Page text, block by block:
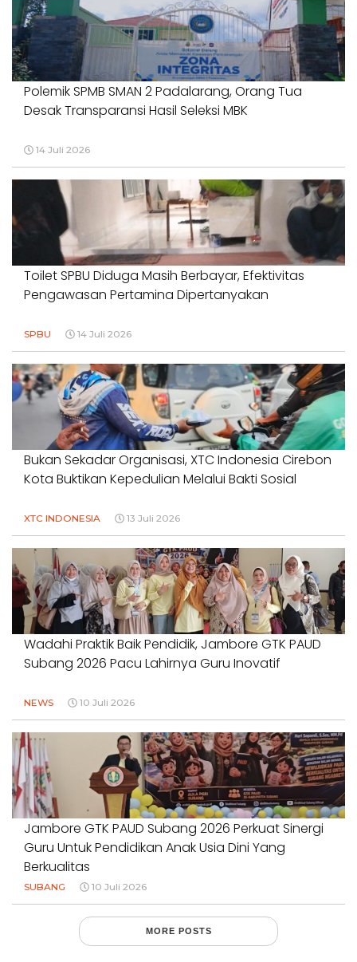
Polemik SPMB SMAN 2 Padalarang, Orang Tua
Desak Transparansi Hasil Seleksi MBK
14 Juli 2026
Toilet SPBU Diduga Masih Berbayar, Efektivitas
Pengawasan Pertamina Dipertanyakan
SPBU 14 Juli 2026
Bukan Sekadar Organisasi, XTC Indonesia Cirebon
Kota Buktikan Kepedulian Melalui Bakti Sosial
XTC INDONESIA 13 Juli 2026
Wadahi Praktik Baik Pendidik, Jambore GTK PAUD
Subang 2026 Pacu Lahirnya Guru Inovatif
NEWS 10 Juli 2026
Jambore GTK PAUD Subang 2026 Perkuat Sinergi
Guru Untuk Pendidikan Anak Usia Dini Yang
Berkualitas
SUBANG 10 Juli 2026
MORE POSTS